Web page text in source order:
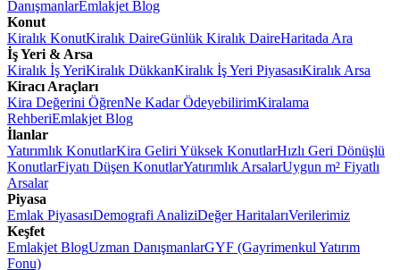
DanışmanlarEmlakjet Blog
Konut
Kiralık KonutKiralık DaireGünlük Kiralık DaireHaritada Ara
İş Yeri & Arsa
Kiralık İş YeriKiralık DükkanKiralık İş Yeri PiyasasıKiralık Arsa
Kiracı Araçları
Kira Değerini ÖğrenNe Kadar ÖdeyebilirimKiralama
RehberiEmlakjet Blog
İlanlar
Yatırımlık KonutlarKira Geliri Yüksek KonutlarHızlı Geri Dönüşlü
KonutlarFiyatı Düşen KonutlarYatırımlık ArsalarUygun m² Fiyatlı
Arsalar
Piyasa
Emlak PiyasasıDemografi AnaliziDeğer HaritalarıVerilerimiz
Keşfet
Emlakjet BlogUzman DanışmanlarGYF (Gayrimenkul Yatırım
Fonu)